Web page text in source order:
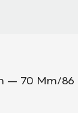
– 70 Mm/86